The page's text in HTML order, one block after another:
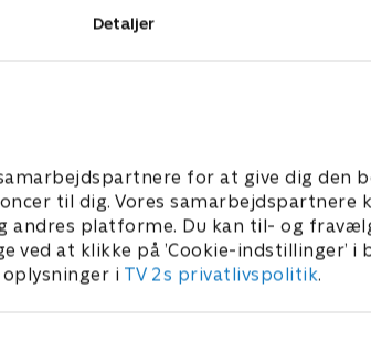
Detaljer
for at give dig den
til dig. Vores samarbejdspartnere
platforme. Du kan til- og
at klikke på ’Cookie-indstillinger’ i
i TV 2s privatlivspolitik.
kæmper
Isabel og Espes venskab